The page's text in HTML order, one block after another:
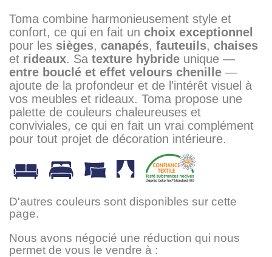
Toma combine harmonieusement style et
confort, ce qui en fait un choix exceptionnel
pour les sièges, canapés, fauteuils, chaises
et rideaux. Sa texture hybride unique —
entre bouclé et effet velours chenille —
ajoute de la profondeur et de l'intérêt visuel à
vos meubles et rideaux. Toma propose une
palette de couleurs chaleureuses et
conviviales, ce qui en fait un vrai complément
pour tout projet de décoration intérieure.
D'autres couleurs sont disponibles sur cette
page.
Nous avons négocié une réduction qui nous
permet de vous le vendre à :